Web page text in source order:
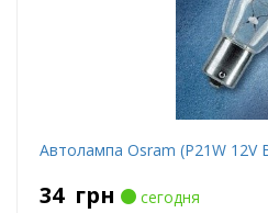
Автолампа Osram (P21W 12V
34 грн
сегодня